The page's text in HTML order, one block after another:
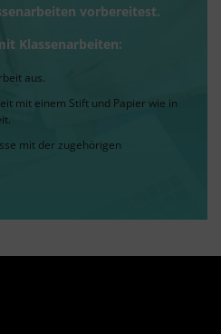
vorbereitest.
Klassenarbeiten:
aus.
mit einem Stift und Papier wie in
mit der zugehörigen